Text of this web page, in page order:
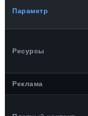
Параметр
Ресурсы
Реклама